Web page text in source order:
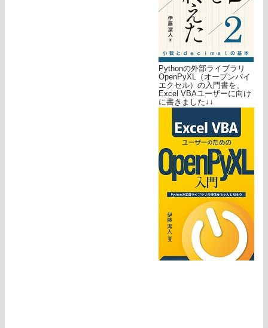
Pythonの外部ライブラリ
OpenPyXL（オープンパイ
エクセル）の入門書を、
Excel VBAユーザーに向け
に書きました↓↓